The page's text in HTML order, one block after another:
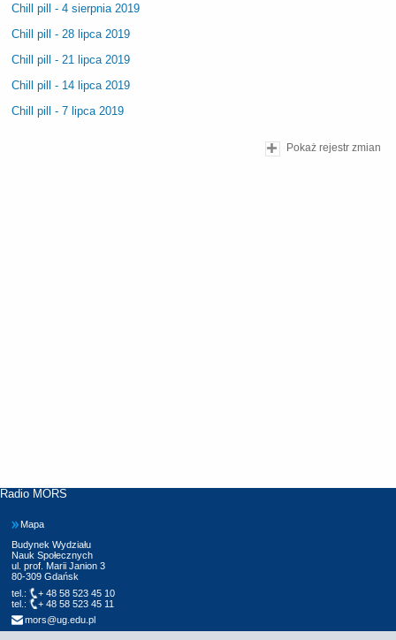
Chill pill - 4 sierpnia 2019
Chill pill - 28 lipca 2019
Chill pill - 21 lipca 2019
Chill pill - 14 lipca 2019
Chill pill - 7 lipca 2019
Pokaż rejestr zmian
Radio MORS
Mapa
Budynek Wydziału
Nauk Społecznych
ul. prof. Marii Janion 3
80-309 Gdańsk
tel.:
+ 48 58 523 45 10
tel.:
+ 48 58 523 45 11
mors@ug.edu.pl